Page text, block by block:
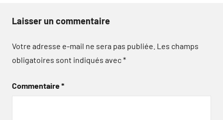
Laisser un commentaire
Votre adresse e-mail ne sera pas publiée. Les champs
obligatoires sont indiqués avec*
Commentaire*